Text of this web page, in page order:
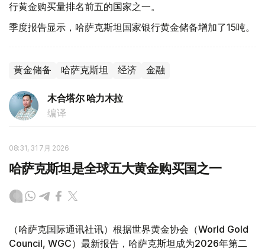
行黄金购买量排名前五的国家之一。
季度报告显示，哈萨克斯坦国家银行黄金储备增加了15吨。
黄金储备 哈萨克斯坦 经济 金融
木合塔尔 哈力木拉
编译
08:31, 31 7月 2026
哈萨克斯坦是全球五大黄金购买国之一
（哈萨克国际通讯社讯）根据世界黄金协会（World Gold
Council, WGC）最新报告，哈萨克斯坦成为2026年第二